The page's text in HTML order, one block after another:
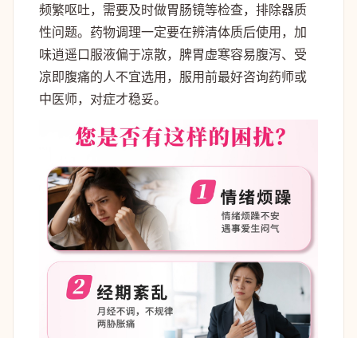
频繁呕吐，需要及时做胃肠镜等检查，排除器质
性问题。药物调理一定要在辨清体质后使用，加
味逍遥口服液偏于凉散，脾胃虚寒容易腹泻、受
凉即腹痛的人不宜选用，服用前最好咨询药师或
中医师，对症才稳妥。